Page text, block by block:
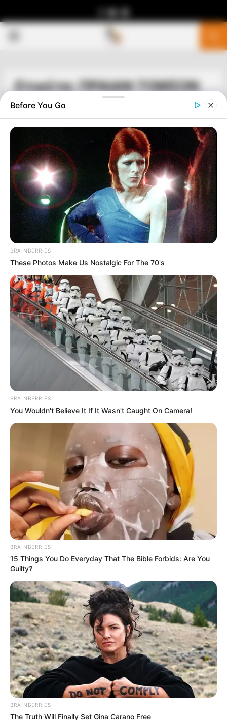
Ετικέτα: ΠΡΑΙΑΝ ΤΟΜΣΟΝ
ΔΙΕΘΝΗ
Μια εν ψυχρώ δολοφονία
μεγαλοστελέχους των ΗΠΑ σε
σοκαριστικό βίντεο
Μια εν ψυχρώ δολοφονία μεγαλοστελέχους των ΗΠΑ σε
σοκαριστικό βίντεο… Ο Διευθύνων Σύμβουλος της
UnitedHealthcare, Μπράιαν Τόμσον, δολοφονήθηκε σε
στοχευμένη εκτέλεση εν μέσω σκανδάλου συναλλαγών...
ΚΟΙΝΩΝΙΚΑ ΔΙΚΤΥΑ
FACEBOOK ΑΡΈΣΕΙ
ΕΓΓΡΑΦΕΊΤΕ
EMAIL ΑΚΟΛΟΥΘΉΣΤΕ
Before You Go
BRAINBERRIES
These Photos Make Us Nostalgic For The 70's
BRAINBERRIES
You Wouldn't Believe It If It Wasn't Caught On Camera!
BRAINBERRIES
15 Things You Do Everyday That The Bible Forbids: Are You
Guilty?
BRAINBERRIES
The Truth Will Finally Set Gina Carano Free